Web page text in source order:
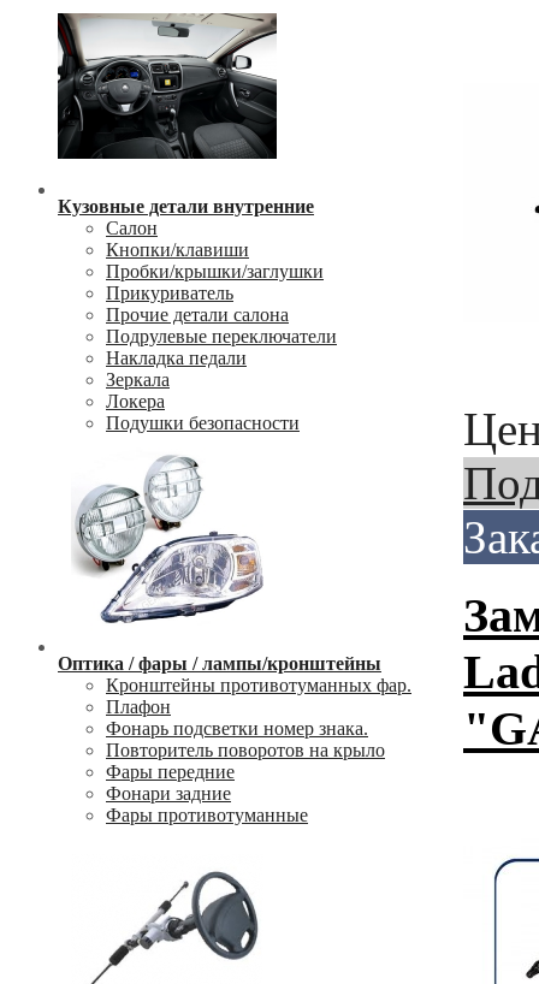
Кузовные детали внутренние
Салон
Кнопки/клавиши
Пробки/крышки/заглушки
Прикуриватель
Прочие детали салона
Подрулевые переключатели
Накладка педали
Зеркала
Локера
Подушки безопасности
Оптика / фары / лампы/кронштейны
Кронштейны противотуманных фар.
Плафон
Фонарь подсветки номер знака.
Повторитель поворотов на крыло
Фары передние
Фонари задние
Фары противотуманные